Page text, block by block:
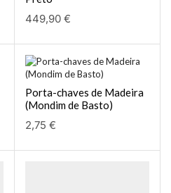
449,90 €
Porta-chaves de Madeira
(Mondim de Basto)
2,75 €